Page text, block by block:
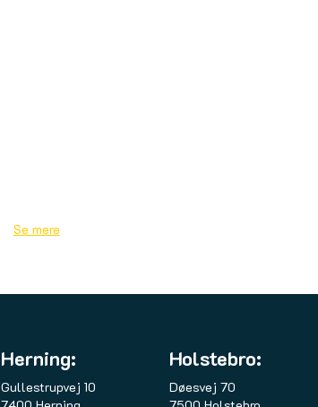
Se mere
Herning:
Gullestrupvej 10
Holstebro:
Døesvej 70